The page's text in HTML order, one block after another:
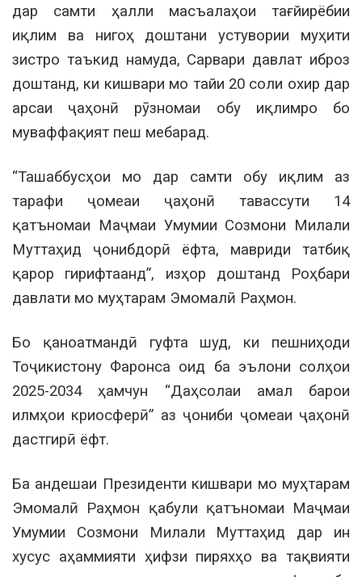
дар самти ҳалли масъалаҳои тағйирёбии
иқлим ва нигоҳ доштани устувории муҳити
зистро таъкид намуда, Сарвари давлат иброз
доштанд, ки кишвари мо тайи 20 соли охир дар
арсаи ҷаҳонӣ рӯзномаи обу иқлимро бо
муваффақият пеш мебарад.
“Ташаббусҳои мо дар самти обу иқлим аз
тарафи ҷомеаи ҷаҳонӣ тавассути 14
қатъномаи Маҷмаи Умумии Созмони Милали
Муттаҳид ҷонибдорӣ ёфта, мавриди татбиқ
қарор гирифтаанд”, изҳор доштанд Роҳбари
давлати мо муҳтарам Эмомалӣ Раҳмон.
Бо қаноатмандӣ гуфта шуд, ки пешниҳоди
Тоҷикистону Фаронса оид ба эълони солҳои
2025-2034 ҳамчун “Даҳсолаи амал барои
илмҳои криосферӣ” аз ҷониби ҷомеаи ҷаҳонӣ
дастгирӣ ёфт.
Ба андешаи Президенти кишвари мо муҳтарам
Эмомалӣ Раҳмон қабули қатъномаи Маҷмаи
Умумии Созмони Милали Муттаҳид дар ин
хусус аҳаммияти ҳифзи пиряхҳо ва тақвияти